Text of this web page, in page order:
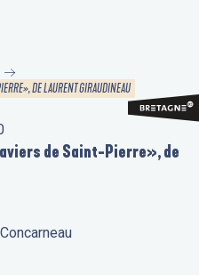
DE LAURENT GIRAUDINEAU
de Saint-Pierre», de